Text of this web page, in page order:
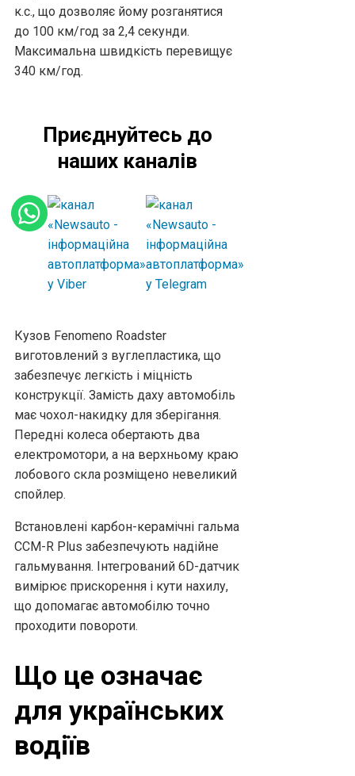
к.с., що дозволяє йому розганятися
до 100 км/год за 2,4 секунди.
Максимальна швидкість перевищує
340 км/год.
Приєднуйтесь до
наших каналів
Кузов Fenomeno Roadster
виготовлений з вуглепластика, що
забезпечує легкість і міцність
конструкції. Замість даху автомобіль
має чохол-накидку для зберігання.
Передні колеса обертають два
електромотори, а на верхньому краю
лобового скла розміщено невеликий
спойлер.
Встановлені карбон-керамічні гальма
CCM-R Plus забезпечують надійне
гальмування. Інтегрований 6D-датчик
вимірює прискорення і кути нахилу,
що допомагає автомобілю точно
проходити повороти.
Що це означає
для українських
водіїв